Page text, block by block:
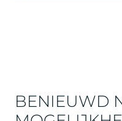
BENIEUWD